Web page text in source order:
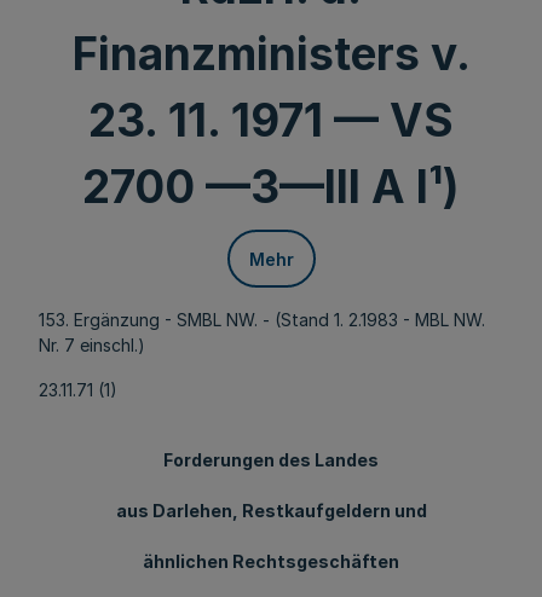
Finanzministers v.
23. 11. 1971 — VS
2700 —3—III A l¹)
Mehr
153. Ergänzung - SMBL NW. - (Stand 1. 2.1983 - MBL NW.
Nr. 7 einschl.)
23.11.71 (1)
Forderungen des Landes
aus Darlehen, Restkaufgeldern und
ähnlichen Rechtsgeschäften